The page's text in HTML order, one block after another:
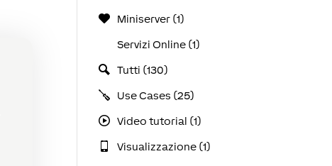
Miniserver (1)
Servizi Online (1)
Tutti (130)
Use Cases (25)
Video tutorial (1)
Visualizzazione (1)